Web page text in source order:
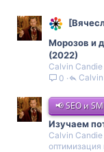
Морозов и
(2022)
Calvin Candie
0
📢 SEO и
Изучаем
Calvin Candie